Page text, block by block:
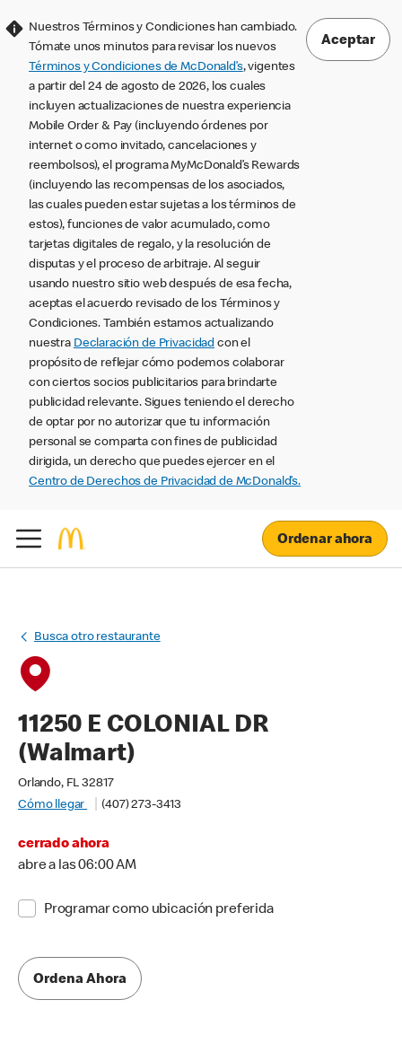
Nuestros Términos y Condiciones han cambiado.
Tómate unos minutos para revisar los nuevos
Términos y Condiciones de McDonald’s, vigentes
a partir del 24 de agosto de 2026, los cuales
incluyen actualizaciones de nuestra experiencia
Mobile Order & Pay (incluyendo órdenes por
internet o como invitado, cancelaciones y
reembolsos), el programa MyMcDonald’s Rewards
(incluyendo las recompensas de los asociados,
las cuales pueden estar sujetas a los términos de
estos), funciones de valor acumulado, como
tarjetas digitales de regalo, y la resolución de
disputas y el proceso de arbitraje. Al seguir
usando nuestro sitio web después de esa fecha,
aceptas el acuerdo revisado de los Términos y
Condiciones. También estamos actualizando
nuestra Declaración de Privacidad con el
propósito de reflejar cómo podemos colaborar
con ciertos socios publicitarios para brindarte
publicidad relevante. Sigues teniendo el derecho
de optar por no autorizar que tu información
personal se comparta con fines de publicidad
dirigida, un derecho que puedes ejercer en el
Centro de Derechos de Privacidad de McDonald’s.
Aceptar
Ordenar ahora
Busca otro restaurante
11250 E COLONIAL DR
(Walmart)
Orlando, FL 32817
Cómo llegar
(407) 273-3413
cerrado ahora
abre a las 06:00 AM
Programar como ubicación preferida
Ordena Ahora